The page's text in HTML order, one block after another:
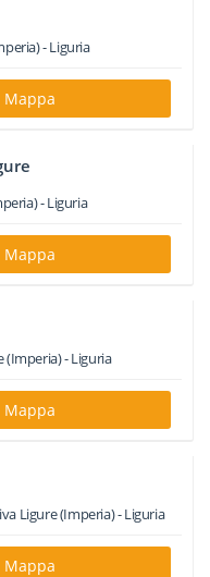
-Liguria
Mappa
-Liguria
Mappa
(Imperia) -Liguria
Mappa
Ligure(Imperia) -Liguria
Mappa